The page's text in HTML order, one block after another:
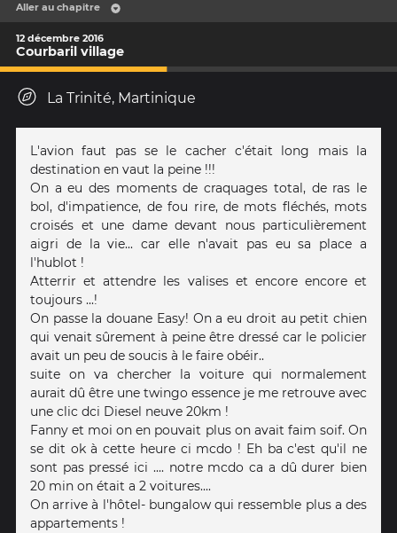
Aller au chapitre
12 décembre 2016
Courbaril village
La Trinité, Martinique
L'avion faut pas se le cacher c'était long mais la
destination en vaut la peine !!!
On a eu des moments de craquages total, de ras le
bol, d'impatience, de fou rire, de mots fléchés, mots
croisés et une dame devant nous particulièrement
aigri de la vie... car elle n'avait pas eu sa place a
l'hublot !
Atterrir et attendre les valises et encore encore et
toujours ...!
On passe la douane Easy! On a eu droit au petit chien
qui venait sûrement à peine être dressé car le policier
avait un peu de soucis à le faire obéir..
suite on va chercher la voiture qui normalement
aurait dû être une twingo essence je me retrouve avec
une clic dci Diesel neuve 20km !
Fanny et moi on en pouvait plus on avait faim soif. On
se dit ok à cette heure ci mcdo ! Eh ba c'est qu'il ne
sont pas pressé ici .... notre mcdo ca a dû durer bien
20 min on était a 2 voitures....
On arrive à l'hôtel- bungalow qui ressemble plus a des
appartements !